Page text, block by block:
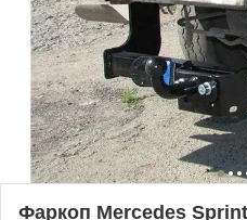
Фаркоп Mercedes